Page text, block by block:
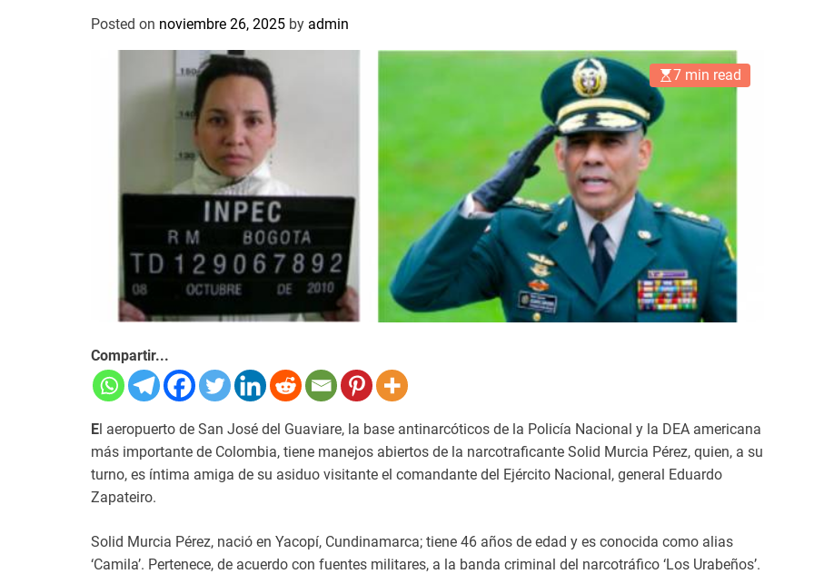
Posted on noviembre 26, 2025 by admin
7 min read
Compartir...
El aeropuerto de San José del Guaviare, la base antinarcóticos de la Policía Nacional y la DEA americana
más importante de Colombia, tiene manejos abiertos de la narcotraficante Solid Murcia Pérez, quien, a su
turno, es íntima amiga de su asiduo visitante el comandante del Ejército Nacional, general Eduardo
Zapateiro.
Solid Murcia Pérez, nació en Yacopí, Cundinamarca; tiene 46 años de edad y es conocida como alias
‘Camila’. Pertenece, de acuerdo con fuentes militares, a la banda criminal del narcotráfico ‘Los Urabeños’.